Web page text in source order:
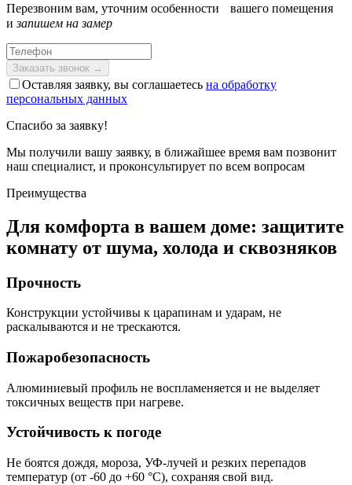
Перезвоним вам, уточним особенности вашего помещения
изапишем на замер
Оставляя заявку, вы соглашаетесь на обработку
персональных данных
Спасибо за заявку!
Мы получили вашу заявку, в ближайшее время вам позвонит
наш специалист, и проконсультирует по всем вопросам
Преимущества
Для комфорта в вашем доме: защитите
комнату от шума, холода и сквозняков
Прочность
Конструкции устойчивы к царапинам и ударам, не
раскалываются и не трескаются.
Пожаробезопасность
Алюминиевый профиль не воспламеняется и не выделяет
токсичных веществ при нагреве.
Устойчивость к погоде
Не боятся дождя, мороза, УФ-лучей и резких перепадов
температур (от -60 до +60 °C), сохраняя свой вид.